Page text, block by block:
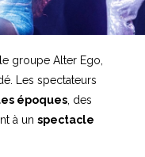
groupe Alter Ego,
Les spectateurs
époques, des
à un spectacle